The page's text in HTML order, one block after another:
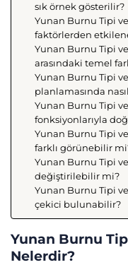
sık örnek gösterilir?
Yunan Burnu Tipi
faktörlerden
Yunan Burnu Tipi
arasındaki temel
Yunan Burnu Tipi
planlamasında
Yunan Burnu Tipi
fonksiyonlarıyla
Yunan Burnu Tipi
farklı görünebilir
Yunan Burnu Tipi
değiştirilebilir mi?
Yunan Burnu Tipi
çekici bulunabilir?
Yunan Burnu
Nelerdir?